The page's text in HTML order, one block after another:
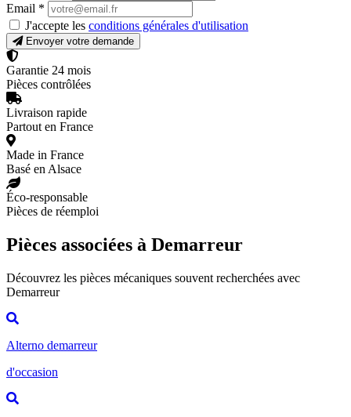
Email *
J'accepte les conditions générales d'utilisation
Envoyer votre demande
Garantie 24 mois
Pièces contrôlées
Livraison rapide
Partout en France
Made in France
Basé en Alsace
Éco-responsable
Pièces de réemploi
Pièces associées à Demarreur
Découvrez les pièces mécaniques souvent recherchées avec
Demarreur
Alterno demarreur
d'occasion